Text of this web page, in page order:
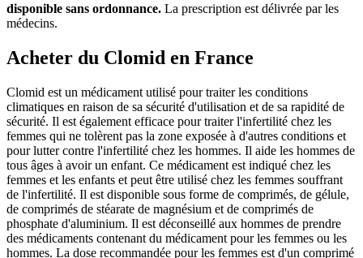
disponible sans ordonnance. La prescription est délivrée par les
médecins.
Acheter du Clomid en France
Clomid est un médicament utilisé pour traiter les conditions
climatiques en raison de sa sécurité d'utilisation et de sa rapidité de
sécurité. Il est également efficace pour traiter l'infertilité chez les
femmes qui ne tolèrent pas la zone exposée à d'autres conditions et
pour lutter contre l'infertilité chez les hommes. Il aide les hommes de
tous âges à avoir un enfant. Ce médicament est indiqué chez les
femmes et les enfants et peut être utilisé chez les femmes souffrant
de l'infertilité. Il est disponible sous forme de comprimés, de gélule,
de comprimés de stéarate de magnésium et de comprimés de
phosphate d'aluminium. Il est déconseillé aux hommes de prendre
des médicaments contenant du médicament pour les femmes ou les
hommes. La dose recommandée pour les femmes est d'un comprimé